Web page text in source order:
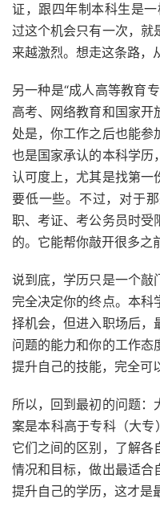
证，跟四年制本科生是
过这个机会只有一次，就
来越激烈。想走这条路，
另一种是“成人高等教育
高考、网络教育和国家开
处是，你工作之后也能参
也是国家承认的本科学历
认可度上，尤其是找第一
要低一些。不过，对于
职、考证、考公务员时受
的。它能帮你敲开很多之
说到底，学历只是一个敲
完全决定你的终点。本科
择机会，但进入职场后，
问题的能力和你的工作态
提升自己的技能，完全可
所以，回到最初的问题：
案是本科高于专科（大专
它们之间的区别，了解各
情况和目标，做出最适合
提升自己的学历，这才是